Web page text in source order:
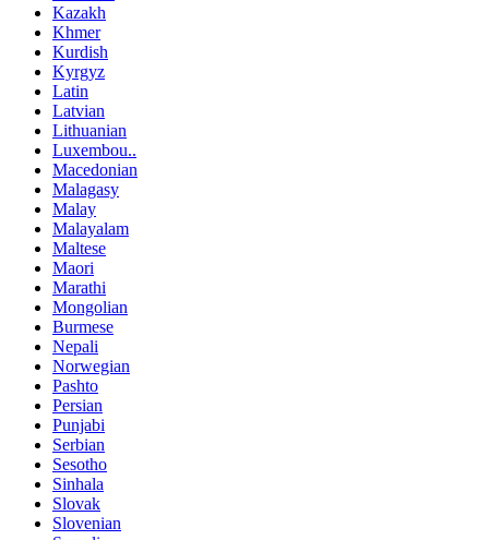
Kazakh
Khmer
Kurdish
Kyrgyz
Latin
Latvian
Lithuanian
Luxembou..
Macedonian
Malagasy
Malay
Malayalam
Maltese
Maori
Marathi
Mongolian
Burmese
Nepali
Norwegian
Pashto
Persian
Punjabi
Serbian
Sesotho
Sinhala
Slovak
Slovenian